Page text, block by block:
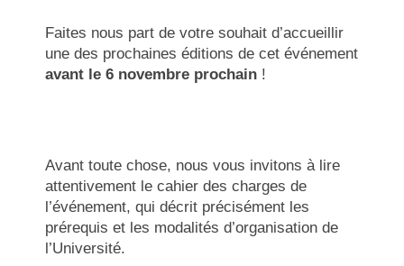
Faites nous part de votre souhait d’accueillir
une des prochaines éditions de cet événement
avant le 6 novembre prochain !
Avant toute chose, nous vous invitons à lire
attentivement le cahier des charges de
l’événement, qui décrit précisément les
prérequis et les modalités d’organisation de
l’Université.